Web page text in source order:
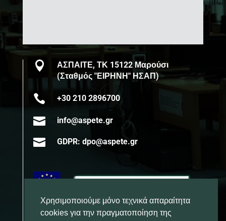

ΑΣΠΑΙΤΕ, ΤΚ 15122 Μαρούσι
(Σταθμός "ΕΙΡΗΝΗ" ΗΣΑΠ)
 +30 210 2896700
 info@aspete.gr
 GDPR: dpo@aspete.gr
Χρησιμοποιούμε μόνο τεχνικά απαραίτητα
cookies για την πραγματοποίηση της